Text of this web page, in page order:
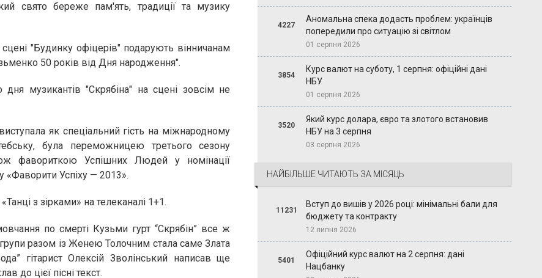
свято береже пам'ять, традиції та музику
"Будинку офіцерів" подарують вінничанам
50 років від Дня народження".
дня музикантів "Скрябіна" на сцені зовсім не
як спеціальний гість на міжнародному
була переможницею третього сезону
фавориткою Успішних Людей у номінації
«Фаворити Успіху — 2013».
з зірками» на телеканалі 1+1.
по смерті Кузьми гурт “Скрябін” все ж
разом із Женею Толочним стала саме Злата
гітарист Олексій Зволінський написав ще
до цієї пісні текст.
4227
Аномальна спека додасть проблем: українців
попередили про ситуацію зі світлом
01 серпня 2026
3854
Курс валют на суботу, 1 серпня: офіційні дані
НБУ
01 серпня 2026
3520
Який курс долара, євро та злотого встановив
НБУ на 3 серпня
03 серпня 2026
НАЙБІЛЬШЕ ЧИТАЮТЬ ЗА МІСЯЦЬ
11231
Вступ до вишів у 2026 році: мінімальні бали для
бюджету та контракту
12 липня 2026
5401
Офіційний курс валют на 2 серпня: дані
Нацбанку